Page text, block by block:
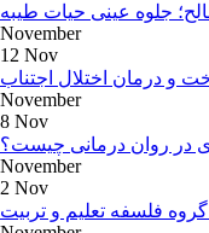
جلوه عینی حیات طیبه
November
12 Nov
و درمان اختلال اجتناب
November
8 Nov
در روان درمانی چیست؟
November
2 Nov
فلسفه تعلیم و تربیت